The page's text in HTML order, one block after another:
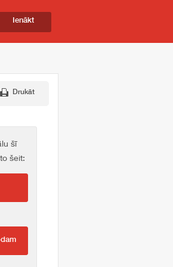
Ienākt
Drukāt
šī
šeit: